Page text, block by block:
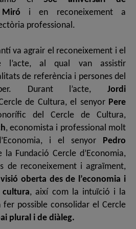
i en reconeixement a
professional.
va agrair el reconeixement i el
l’acte, al qual van assistir
de referència i persones del
Durant l’acte, Jordi
de Cultura, el senyor Pere
del Cercle de Cultura,
, economista i professional molt
i el senyor
Pedro
la Fundació Cercle d’Economia,
de reconeixement i agraïment,
visió oberta des de l’economia i
, així com la intuïció i la
fer possible consolidar el Cercle
plural i de diàleg.